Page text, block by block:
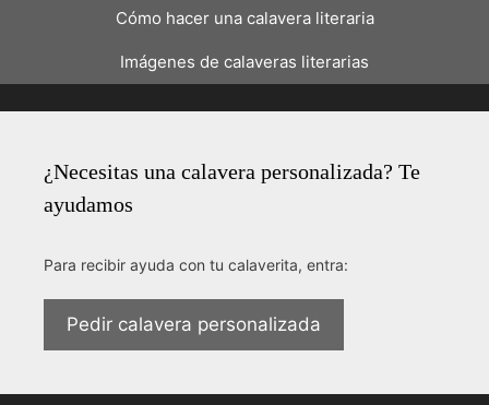
Cómo hacer una calavera literaria
Imágenes de calaveras literarias
¿Necesitas una calavera personalizada? Te
ayudamos
Para recibir ayuda con tu calaverita, entra:
Pedir calavera personalizada